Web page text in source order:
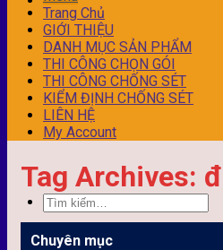
Trang Chủ
GIỚI THIỆU
DANH MỤC SẢN PHẨM
THI CÔNG CHỌN GÓI
THI CÔNG CHỐNG SÉT
KIỂM ĐỊNH CHỐNG SÉT
LIÊN HỆ
My Account
Tag Archives:
Chuyên mục